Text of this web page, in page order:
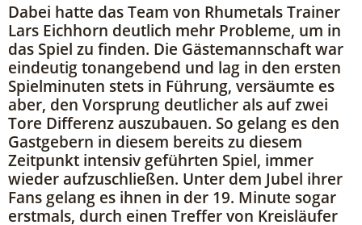
Dabei hatte das Team von Rhumetals Trainer
Lars Eichhorn deutlich mehr Probleme, um in
das Spiel zu finden. Die Gästemannschaft war
eindeutig tonangebend und lag in den ersten
Spielminuten stets in Führung, versäumte es
aber, den Vorsprung deutlicher als auf zwei
Tore Differenz auszubauen. So gelang es den
Gastgebern in diesem bereits zu diesem
Zeitpunkt intensiv geführten Spiel, immer
wieder aufzuschließen. Unter dem Jubel ihrer
Fans gelang es ihnen in der 19. Minute sogar
erstmals, durch einen Treffer von Kreisläufer